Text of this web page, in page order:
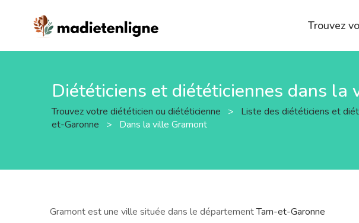
Trouvez
Diététiciens et diététiciennes dans la
Trouvez votre diététicien ou diététicienne > Liste des diététiciens et
et-Garonne
> Dans la ville Gramont
Gramont est une ville située dans le départementTarn-et-Garonne